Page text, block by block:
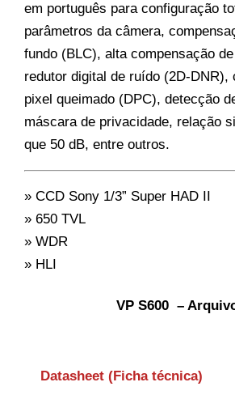
em português para configuração
parâmetros da câmera,
fundo (BLC), alta compensação
redutor digital de ruído (2D-DNR),
pixel queimado (DPC), detecção
máscara de privacidade, relação
que 50 dB, entre outros.
» CCD Sony 1/3” Super HAD II
» 650 TVL
» WDR
» HLI
VP S600 –
Datasheet (Ficha técnica)